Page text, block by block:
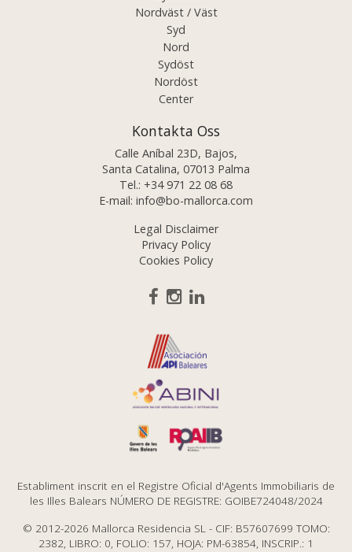
Nordväst / Väst
Syd
Nord
Sydöst
Nordöst
Center
Kontakta Oss
Calle Aníbal 23D, Bajos,
Santa Catalina, 07013 Palma
Tel.: +34 971 22 08 68
E-mail: info@bo-mallorca.com
Legal Disclaimer
Privacy Policy
Cookies Policy
Establiment inscrit en el Registre Oficial d'Agents Immobiliaris de
les Illes Balears NÚMERO DE REGISTRE: GOIBE724048/2024
© 2012-2026 Mallorca Residencia SL - CIF: B57607699 TOMO:
2382, LIBRO: 0, FOLIO: 157, HOJA: PM-63854, INSCRIP.: 1